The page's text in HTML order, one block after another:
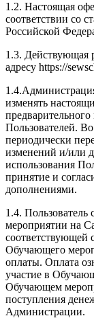
1.2. Настоящая
соответствии со
Российской
1.3. Действующая
адресу https://
изменять
Пользователей.
периодически
изменений и/или
использования
принятие и
дополнениями.
1.4. Пользователь
мероприятии на
соответствующей
Обучающего
оплаты. Оплата
участие в
Обучающем
поступления
Администрации.